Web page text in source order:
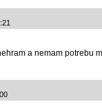
a nemam potrebu